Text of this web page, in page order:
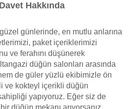
Hakkında
günlerinde, en mutlu anlarına
paket içeriklerimizi
ve ferahını düşünerek
düğün salonları arasında
de güler yüzlü ekibimizle ön
ve kokteyl içerikli düğün
yapıyoruz. Eğer siz de
düğün mekanı arıyorsanız